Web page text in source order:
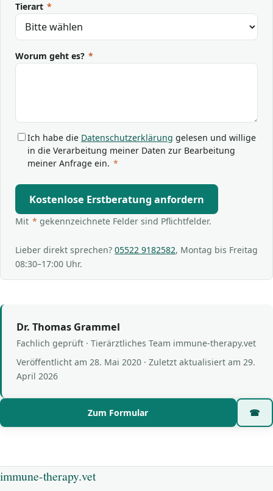
Tierart *
Worum geht es? *
Ich habe die Datenschutzerklärung gelesen und willige
in die Verarbeitung meiner Daten zur Bearbeitung
meiner Anfrage ein. *
Kostenlose Erstberatung anfordern
Mit * gekennzeichnete Felder sind Pflichtfelder.
Lieber direkt sprechen? 05522 9182582, Montag bis Freitag
08:30–17:00 Uhr.
Dr. Thomas Grammel
Fachlich geprüft · Tierärztliches Team immune-therapy.vet
Veröffentlicht am 28. Mai 2020 · Zuletzt aktualisiert am 29.
April 2026
Zum Formular ☎
immune-therapy.vet